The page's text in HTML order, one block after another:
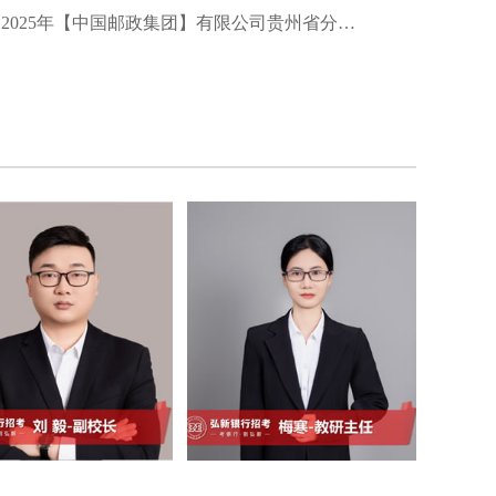
2025年【中国邮政集团】有限公司贵州省分公司夏季招聘启事